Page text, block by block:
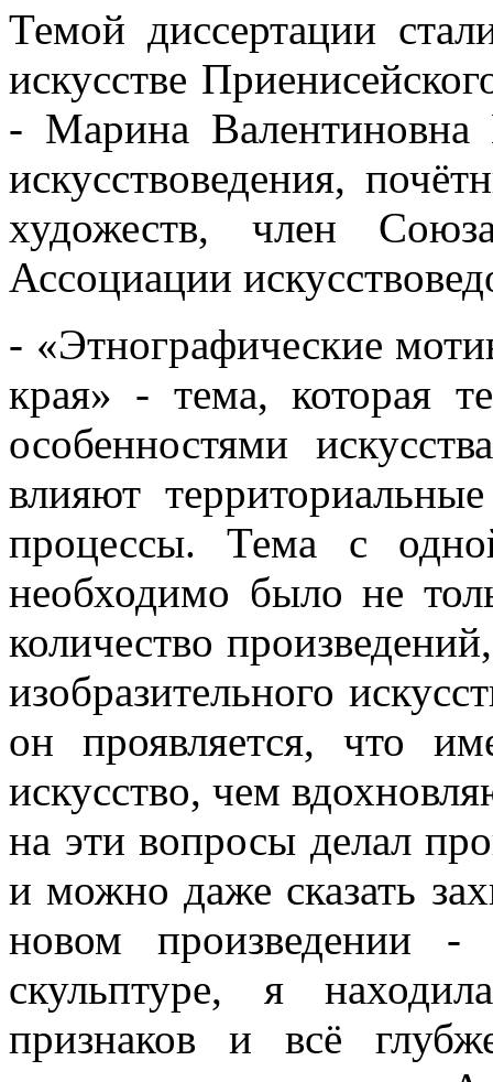
Темой диссертации
искусстве
- Марина Валентиновна
искусствоведения,
художеств, член
Ассоциации
- «Этнографические
края» - тема, которая
особенностями
влияют
процессы. Тема с
необходимо было не
количество
изобразительного
он проявляется, что
искусство, чем
на эти вопросы делал
и можно даже сказать
новом произведении -
скульптуре, я
признаков и всё